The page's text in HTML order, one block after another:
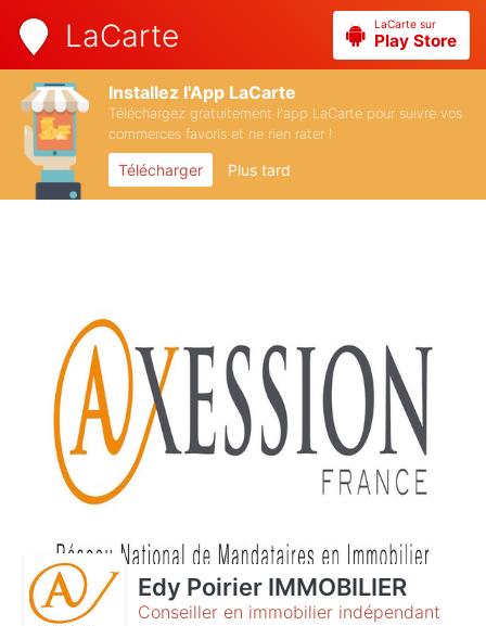
LaCarte LaCarte sur
Play Store
Installez l'App LaCarte
Téléchargez gratuitement l'app LaCarte pour suivre vos
commerces favoris et ne rien rater !
Télécharger Plus tard
Edy Poirier IMMOBILIER
Conseiller en immobilier indépendant